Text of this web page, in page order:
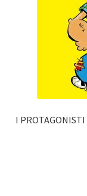
I PROTAGONISTI